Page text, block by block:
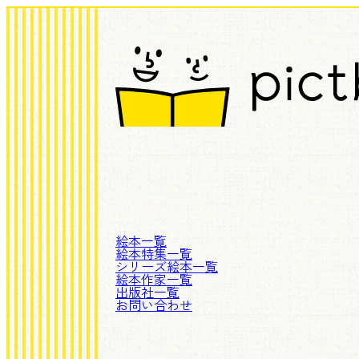
絵本一覧
絵本特集一覧
シリーズ絵本一覧
絵本作家一覧
出版社一覧
お問い合わせ